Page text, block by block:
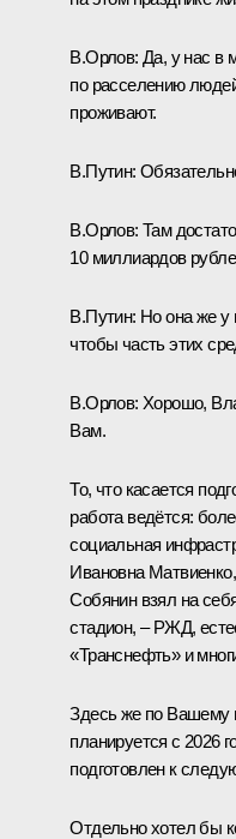
В.Орлов: Да, у нас в
по расселению
проживают.
В.Путин:
В.Орлов: Там
10 миллиардов
В.Путин: Но она же у
чтобы часть этих
В.Орлов: Хорошо,
Вам.
То, что касается
работа ведётся:
социальная
Ивановна
Собянин взял на
стадион, – РЖД,
«Транснефть» и
Здесь же по Вашему
планируется с 2026
подготовлен к
Отдельно хотел бы